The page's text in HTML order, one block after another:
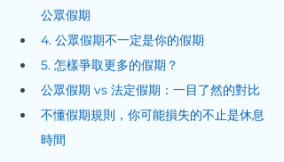
公眾假期
4. 公眾假期不一定是你的假期
5. 怎樣爭取更多的假期？
公眾假期 vs 法定假期：一目了然的對比
不懂假期規則，你可能損失的不止是休息
時間